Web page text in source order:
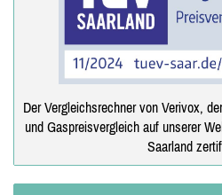
Der Vergleichsrechner von Verivox,
und Gaspreisvergleich auf unserer
Saarland